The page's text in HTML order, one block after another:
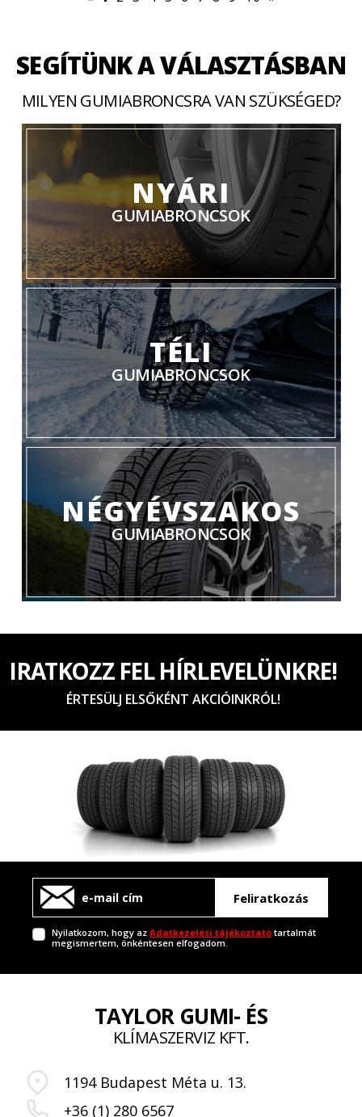
SEGÍTÜNK A VÁLASZTÁSBAN
MILYEN GUMIABRONCSRA VAN SZÜKSÉGED?
NYÁRI
GUMIABRONCSOK
TÉLI
GUMIABRONCSOK
NÉGYÉVSZAKOS
GUMIABRONCSOK
IRATKOZZ FEL HÍRLEVELÜNKRE!
ÉRTESÜLJ ELSŐKÉNT AKCIÓINKRÓL!
Feliratkozás
Nyilatkozom, hogy azAdatkezelési tájékoztató tartalmát
megismertem, önkéntesen elfogadom.
TAYLOR GUMI- ÉS
KLÍMASZERVIZ KFT.
1194 Budapest Méta u. 13.
+36 (1) 280 6567